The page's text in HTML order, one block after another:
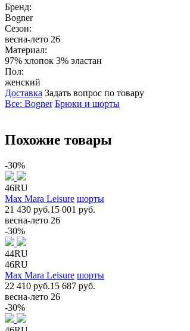
Бренд:
Bogner
Сезон:
весна-лето 26
Материал:
97% хлопок 3% эластан
Пол:
женский
Доставка Задать вопрос по товару
Все: Bogner Брюки и шорты
Похожие товары
-30%
46RU
Max Mara Leisure шорты
21 430 руб.15 001 руб.
весна-лето 26
-30%
44RU
46RU
Max Mara Leisure шорты
22 410 руб.15 687 руб.
весна-лето 26
-30%